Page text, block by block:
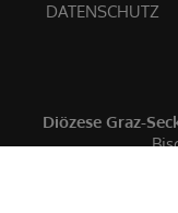
DATENSCHUTZ
Diözese Graz-